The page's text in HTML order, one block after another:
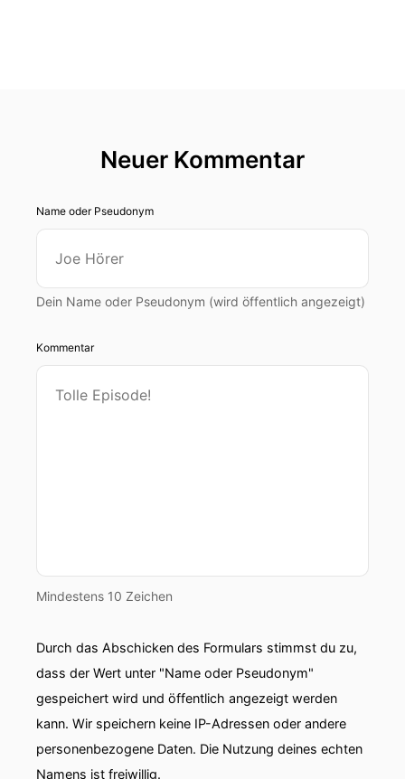
Neuer Kommentar
Name oder Pseudonym
Dein Name oder Pseudonym (wird öffentlich angezeigt)
Kommentar
Mindestens 10 Zeichen
Durch das Abschicken des Formulars stimmst du zu,
dass der Wert unter "Name oder Pseudonym"
gespeichert wird und öffentlich angezeigt werden
kann. Wir speichern keine IP-Adressen oder andere
personenbezogene Daten. Die Nutzung deines echten
Namens ist freiwillig.